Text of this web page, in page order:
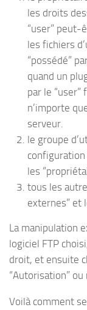
les droits
“user” peut-
les fichiers
“possédé”
quand un
par le “user”
n’importe
serveur.
le groupe
les
tous les
externes” et
La manipulation
logiciel FTP
droit, et ensuite
“Autorisation” ou
Voilà comment